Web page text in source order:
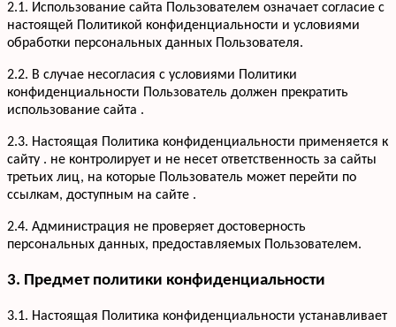
2.1. Использование сайта Пользователем означает согласие с
настоящей Политикой конфиденциальности и условиями
обработки персональных данных Пользователя.
2.2. В случае несогласия с условиями Политики
конфиденциальности Пользователь должен прекратить
использование сайта .
2.3. Настоящая Политика конфиденциальности применяется к
сайту . не контролирует и не несет ответственность за сайты
третьих лиц, на которые Пользователь может перейти по
ссылкам, доступным на сайте .
2.4. Администрация не проверяет достоверность
персональных данных, предоставляемых Пользователем.
3. Предмет политики конфиденциальности
3.1. Настоящая Политика конфиденциальности устанавливает